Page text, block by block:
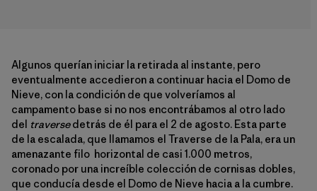
Algunos querían iniciar la retirada al instante, pero
eventualmente accedieron a continuar hacia el Domo de
Nieve, con la condición de que volveríamos al
campamento base si no nos encontrábamos al otro lado
del traversedetrás de él para el 2 de agosto. Esta parte
de la escalada, que llamamos el Traverse de la Pala, era un
amenazante filo horizontal de casi 1.000 metros,
coronado por una increíble colección de cornisas dobles,
que conducía desde el Domo de Nieve hacia a la cumbre.